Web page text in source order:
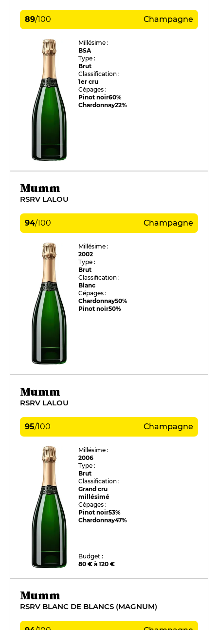
89/100 Champagne
Millésime :
BSA
Type :
Brut
Classification :
1er cru
Cépages :
Pinot noir60%
Chardonnay22%
Mumm
RSRV LALOU
94/100 Champagne
Millésime :
2002
Type :
Brut
Classification :
Blanc
Cépages :
Chardonnay50%
Pinot noir50%
Mumm
RSRV LALOU
95/100 Champagne
Millésime :
2006
Type :
Brut
Classification :
Grand cru
millésimé
Cépages :
Pinot noir53%
Chardonnay47%
Budget :
80 € à 120 €
Mumm
RSRV BLANC DE BLANCS (MAGNUM)